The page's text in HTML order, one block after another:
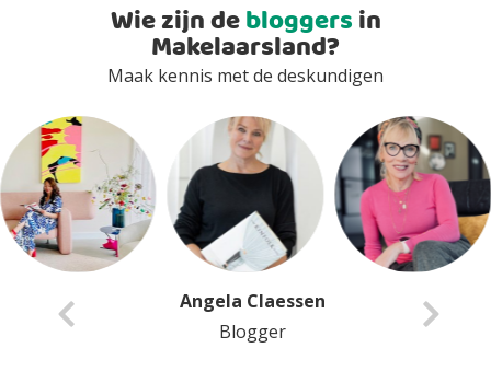
Wie zijn debloggersin
Makelaarsland?
Maak kennis met de deskundigen
Anita Van Delft
Blogger